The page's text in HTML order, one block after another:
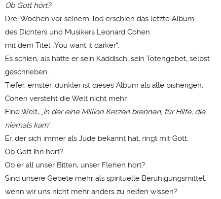
Ob Gott hört?
Drei Wochen vor seinem Tod erschien das letzte Album
des Dichters und Musikers Leonard Cohen
mit dem Titel „You want it darker“.
Es schien, als hätte er sein Kaddisch, sein Totengebet, selbst
geschrieben.
Tiefer, ernster, dunkler ist dieses Album als alle bisherigen.
Cohen versteht die Welt nicht mehr.
Eine Welt, „in der eine Million Kerzen brennen, für Hilfe, die
niemals kam“.
Er, der sich immer als Jude bekannt hat, ringt mit Gott.
Ob Gott ihn hört?
Ob er all unser Bitten, unser Flehen hört?
Sind unsere Gebete mehr als spirituelle Beruhigungsmittel,
wenn wir uns nicht mehr anders zu helfen wissen?